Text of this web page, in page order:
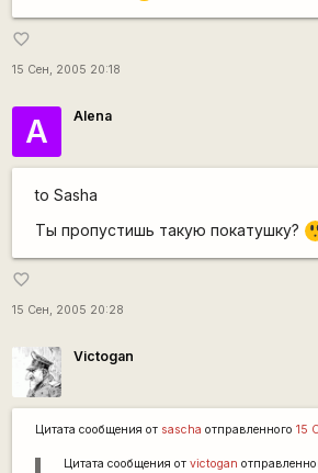
favorite_border
15 Сен, 2005 20:18
А Alena
to Sasha
Ты пропустишь такую покатушку?
O
favorite_border
15 Сен, 2005 20:28
Victogan
Цитата сообщения от sascha отправленного 15
Цитата сообщения от victogan